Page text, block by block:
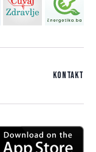
Kontakt